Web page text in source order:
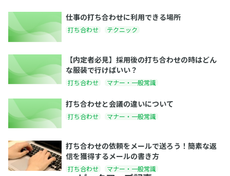
仕事の打ち合わせに利用できる場所
打ち合わせ テクニック
【内定者必見】採用後の打ち合わせの時はどん
な服装で行けばいい？
打ち合わせ マナー・一般常識
打ち合わせと会議の違いについて
打ち合わせ マナー・一般常識
打ち合わせの依頼をメールで送ろう！簡素な返
信を獲得するメールの書き方
打ち合わせ マナー・一般常識